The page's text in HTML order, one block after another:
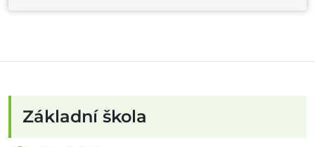
Základní škola